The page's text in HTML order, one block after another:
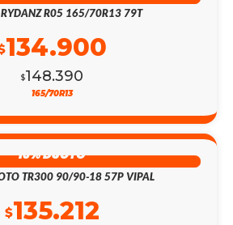
RYDANZ R05 165/70R13 79T
$148.390
134.900
165/70R13
13% DSCTO
TR300 90/90-18 57P VIPAL
$135.212